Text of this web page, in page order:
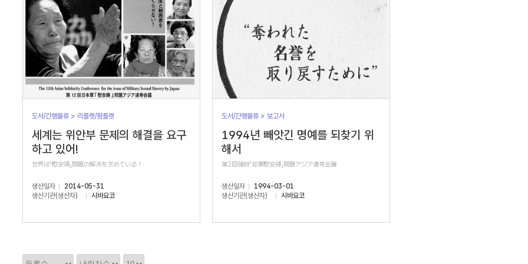
도서/간행물류 > 리플렛/팜플렛
세계는 위안부 문제의 해결을 요구
하고 있어!
世界は「慰安婦」問題の解決を求めている！
생산일자
2014-05-31
생산기관(생산자)
시바요코
도서/간행물류 > 보고서
1994년 빼앗긴 명예를 되찾기 위
해서
第2回強制「従軍慰安婦」問題アジア連帯会議
생산일자
1994-03-01
생산기관(생산자)
시바요코
정
정
정